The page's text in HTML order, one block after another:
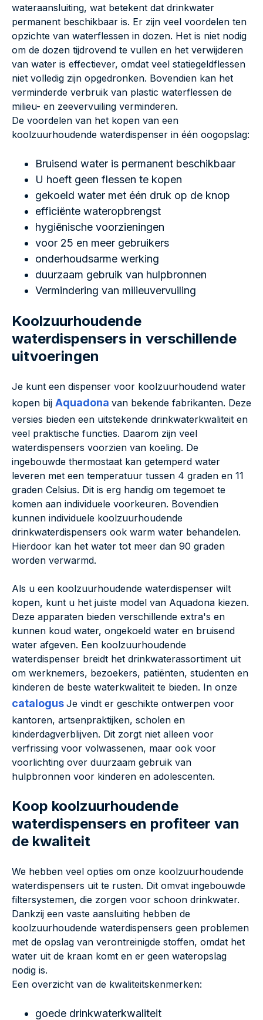
wateraansluiting, wat betekent dat drinkwater
permanent beschikbaar is. Er zijn veel voordelen ten
opzichte van waterflessen in dozen. Het is niet nodig
om de dozen tijdrovend te vullen en het verwijderen
van water is effectiever, omdat veel statiegeldflessen
niet volledig zijn opgedronken. Bovendien kan het
verminderde verbruik van plastic waterflessen de
milieu- en zeevervuiling verminderen.
De voordelen van het kopen van een
koolzuurhoudende waterdispenser in één oogopslag:
Bruisend water is permanent beschikbaar
U hoeft geen flessen te kopen
gekoeld water met één druk op de knop
efficiënte wateropbrengst
hygiënische voorzieningen
voor 25 en meer gebruikers
onderhoudsarme werking
duurzaam gebruik van hulpbronnen
Vermindering van milieuvervuiling
Koolzuurhoudende
waterdispensers in verschillende
uitvoeringen
Je kunt een dispenser voor koolzuurhoudend water
kopen bij Aquadona van bekende fabrikanten. Deze
versies bieden een uitstekende drinkwaterkwaliteit en
veel praktische functies. Daarom zijn veel
waterdispensers voorzien van koeling. De
ingebouwde thermostaat kan getemperd water
leveren met een temperatuur tussen 4 graden en 11
graden Celsius. Dit is erg handig om tegemoet te
komen aan individuele voorkeuren. Bovendien
kunnen individuele koolzuurhoudende
drinkwaterdispensers ook warm water behandelen.
Hierdoor kan het water tot meer dan 90 graden
worden verwarmd.
Als u een koolzuurhoudende waterdispenser wilt
kopen, kunt u het juiste model van Aquadona kiezen.
Deze apparaten bieden verschillende extra's en
kunnen koud water, ongekoeld water en bruisend
water afgeven. Een koolzuurhoudende
waterdispenser breidt het drinkwaterassortiment uit
om werknemers, bezoekers, patiënten, studenten en
kinderen de beste waterkwaliteit te bieden. In onze
catalogus Je vindt er geschikte ontwerpen voor
kantoren, artsenpraktijken, scholen en
kinderdagverblijven. Dit zorgt niet alleen voor
verfrissing voor volwassenen, maar ook voor
voorlichting over duurzaam gebruik van
hulpbronnen voor kinderen en adolescenten.
Koop koolzuurhoudende
waterdispensers en profiteer van
de kwaliteit
We hebben veel opties om onze koolzuurhoudende
waterdispensers uit te rusten. Dit omvat ingebouwde
filtersystemen, die zorgen voor schoon drinkwater.
Dankzij een vaste aansluiting hebben de
koolzuurhoudende waterdispensers geen problemen
met de opslag van verontreinigde stoffen, omdat het
water uit de kraan komt en er geen wateropslag
nodig is.
Een overzicht van de kwaliteitskenmerken:
goede drinkwaterkwaliteit